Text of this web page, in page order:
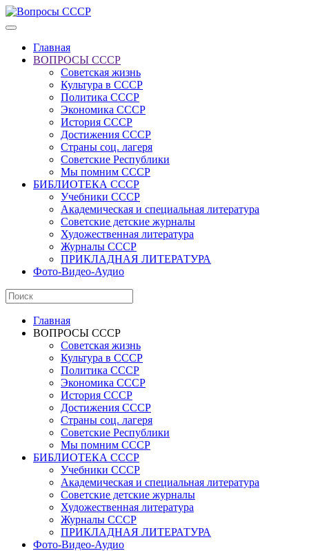
Главная
ВОПРОСЫ СССР
Советская жизнь
Культура в СССР
Политика СССР
Экономика СССР
История СССР
Достижения СССР
Страны соц. лагеря
Советские Республики
Мы помним СССР
БИБЛИОТЕКА СССР
Учебники СССР
Академическая и специальная литература
Советские детские журналы
Художественная литература
Журналы СССР
ПРИКЛАДНАЯ ЛИТЕРАТУРА
Фото-Видео-Аудио
Главная
ВОПРОСЫ СССР
Советская жизнь
Культура в СССР
Политика СССР
Экономика СССР
История СССР
Достижения СССР
Страны соц. лагеря
Советские Республики
Мы помним СССР
БИБЛИОТЕКА СССР
Учебники СССР
Академическая и специальная литература
Советские детские журналы
Художественная литература
Журналы СССР
ПРИКЛАДНАЯ ЛИТЕРАТУРА
Фото-Видео-Аудио